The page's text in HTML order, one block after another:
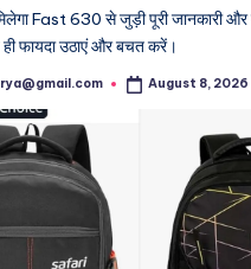
Fast 630 से जुड़ी पूरी जानकारी
फायदा उठाएं और बचत करें।
August 8, 2026